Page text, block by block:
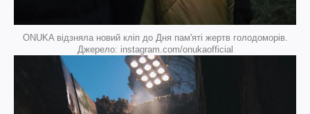
ONUKA відзняла новий кліп до Дня пам'яті жертв голодоморів.
Джерело: instagram.com/onukaofficial